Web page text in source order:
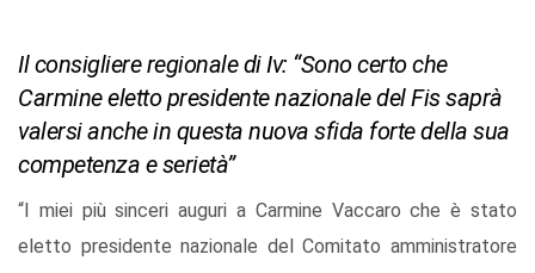
Il consigliere regionale di Iv: “Sono certo che
Carmine eletto presidente nazionale del Fis saprà
valersi anche in questa nuova sfida forte della sua
competenza e serietà”
“I miei più sinceri auguri a Carmine Vaccaro che è stato
eletto presidente nazionale del Comitato amministratore